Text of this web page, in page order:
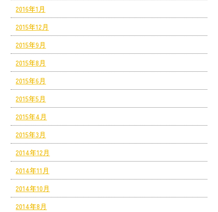
2016年1月
2015年12月
2015年9月
2015年8月
2015年6月
2015年5月
2015年4月
2015年3月
2014年12月
2014年11月
2014年10月
2014年8月